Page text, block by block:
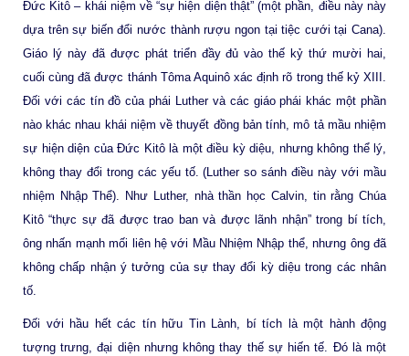
Đức Kitô – khái niệm về “sự hiện diện thật” (một phần, điều này này
dựa trên sự biến đổi nước thành rượu ngon tại tiệc cưới tại Cana).
Giáo lý này đã được phát triển đầy đủ vào thế kỷ thứ mười hai,
cuối cùng đã được thánh Tôma Aquinô xác định rõ trong thế kỷ XIII.
Đối với các tín đồ của phái Luther và các giáo phái khác một phần
nào khác nhau khái niệm về thuyết đồng bản tính, mô tả mầu nhiệm
sự hiện diện của Đức Kitô là một điều kỳ diệu, nhưng không thể lý,
không thay đổi trong các yếu tố. (Luther so sánh điều này với mầu
nhiệm Nhập Thể). Như Luther, nhà thần học Calvin, tin rằng Chúa
Kitô “thực sự đã được trao ban và được lãnh nhận” trong bí tích,
ông nhấn mạnh mối liên hệ với Mầu Nhiệm Nhập thể, nhưng ông đã
không chấp nhận ý tưởng của sự thay đổi kỳ diệu trong các nhân
tố.
Đối với hầu hết các tín hữu Tin Lành, bí tích là một hành động
tượng trưng, đại diện nhưng không thay thế sự hiến tế. Đó là một